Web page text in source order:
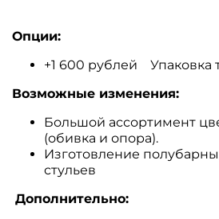
Опции:
+1 600 рублей Упаковка
Возможные изменения:
Большой ассортимент
(обивка и опора).
Изготовление
стульев
Дополнительно: